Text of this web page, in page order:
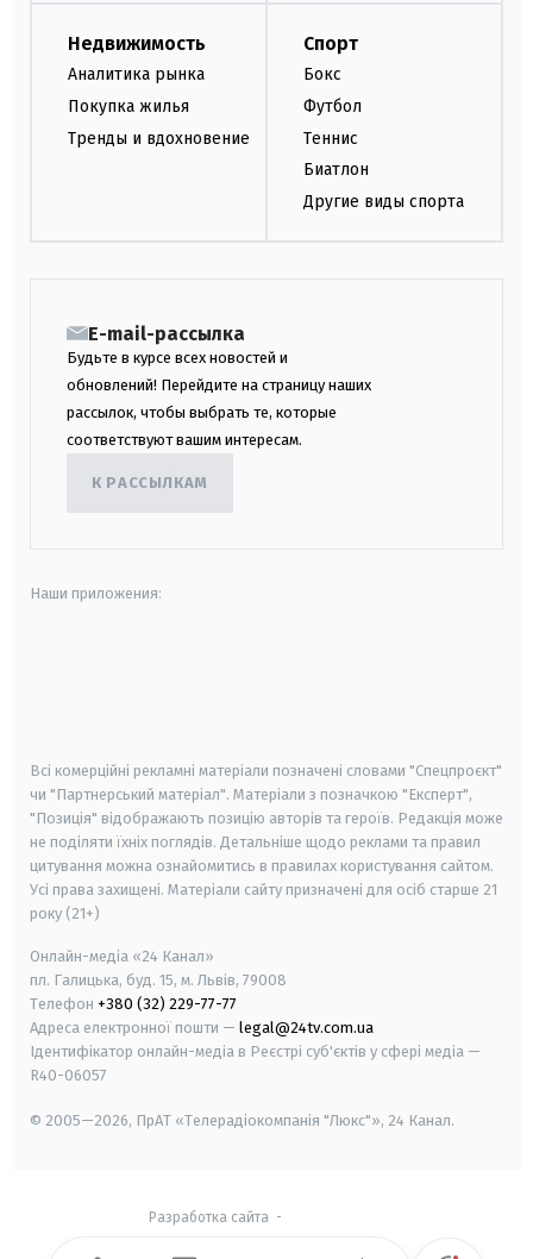
Недвижимость
Аналитика рынка
Покупка жилья
Тренды и вдохновение
Спорт
Бокс
Футбол
Теннис
Биатлон
Другие виды спорта
E-mail-рассылка
Будьте в курсе всех новостей и
обновлений! Перейдите на страницу наших
рассылок, чтобы выбрать те, которые
соответствуют вашим интересам.
К РАССЫЛКАМ
Наши приложения:
Всі комерційні рекламні матеріали позначені словами "Спецпроєкт"
чи "Партнерський матеріал". Матеріали з позначкою "Експерт",
"Позиція" відображають позицію авторів та героїв. Редакція може
не поділяти їхніх поглядів. Детальніше щодо реклами та правил
цитування можна ознайомитись в правилах користування сайтом.
Усі права захищені. Матеріали сайту призначені для осіб старше 21
року (21+)
Онлайн-медіа «24 Канал»
пл. Галицька, буд. 15, м. Львів, 79008
Телефон +380 (32) 229-77-77
Адреса електронної пошти — legal@24tv.com.ua
Ідентифікатор онлайн-медіа в Реєстрі суб'єктів у сфері медіа —
R40-06057
© 2005—2026, ПрАТ «Телерадіокомпанія "Люкс"», 24 Канал.
Разработка сайта -